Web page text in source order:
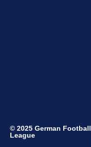
© 2025 German Football
League